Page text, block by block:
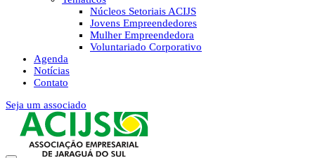
Núcleos Setoriais ACIJS
Jovens Empreendedores
Mulher Empreendedora
Voluntariado Corporativo
Agenda
Notícias
Contato
Seja um associado